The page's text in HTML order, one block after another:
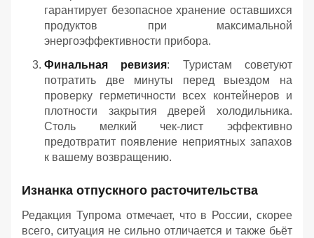
гарантирует безопасное хранение оставшихся
продуктов при максимальной
энергоэффективности прибора.
Финальная ревизия: Туристам советуют
потратить две минуты перед выездом на
проверку герметичности всех контейнеров и
плотности закрытия дверей холодильника.
Столь мелкий чек-лист эффективно
предотвратит появление неприятных запахов
к вашему возвращению.
Изнанка отпускного расточительства
Редакция Тупрома отмечает, что в России, скорее
всего, ситуация не сильно отличается и также бьёт